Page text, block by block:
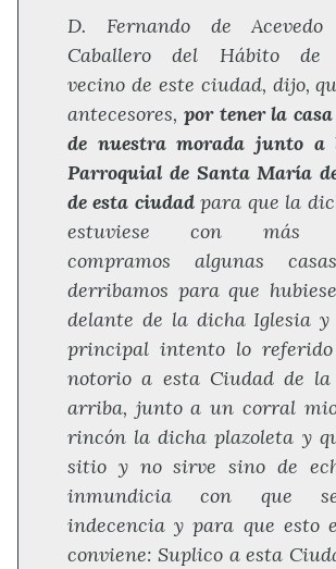
D. Fernando de
Caballero del Hábito de
vecino de este ciudad, dijo,
antecesores, por tener la
de nuestra morada junto a
Parroquial de Santa María
de esta ciudadpara que la
estuviese con más
compramos algunas
derribamos para que
delante de la dicha Iglesia y
principal intento lo referido
notorio a esta Ciudad de
arriba, junto a un corral
rincón la dicha plazoleta y
sitio y no sirve sino de
inmundicia con que
indecencia y para que esto
conviene: Suplico a esta